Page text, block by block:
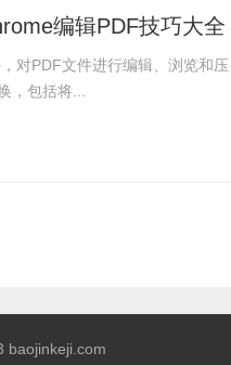
编辑PDF技巧大全
对PDF文件进行编辑、浏览和压
，包括将...
baojinkeji.com